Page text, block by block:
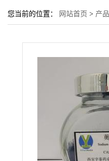
您当前的位置： 网站首页 > 产